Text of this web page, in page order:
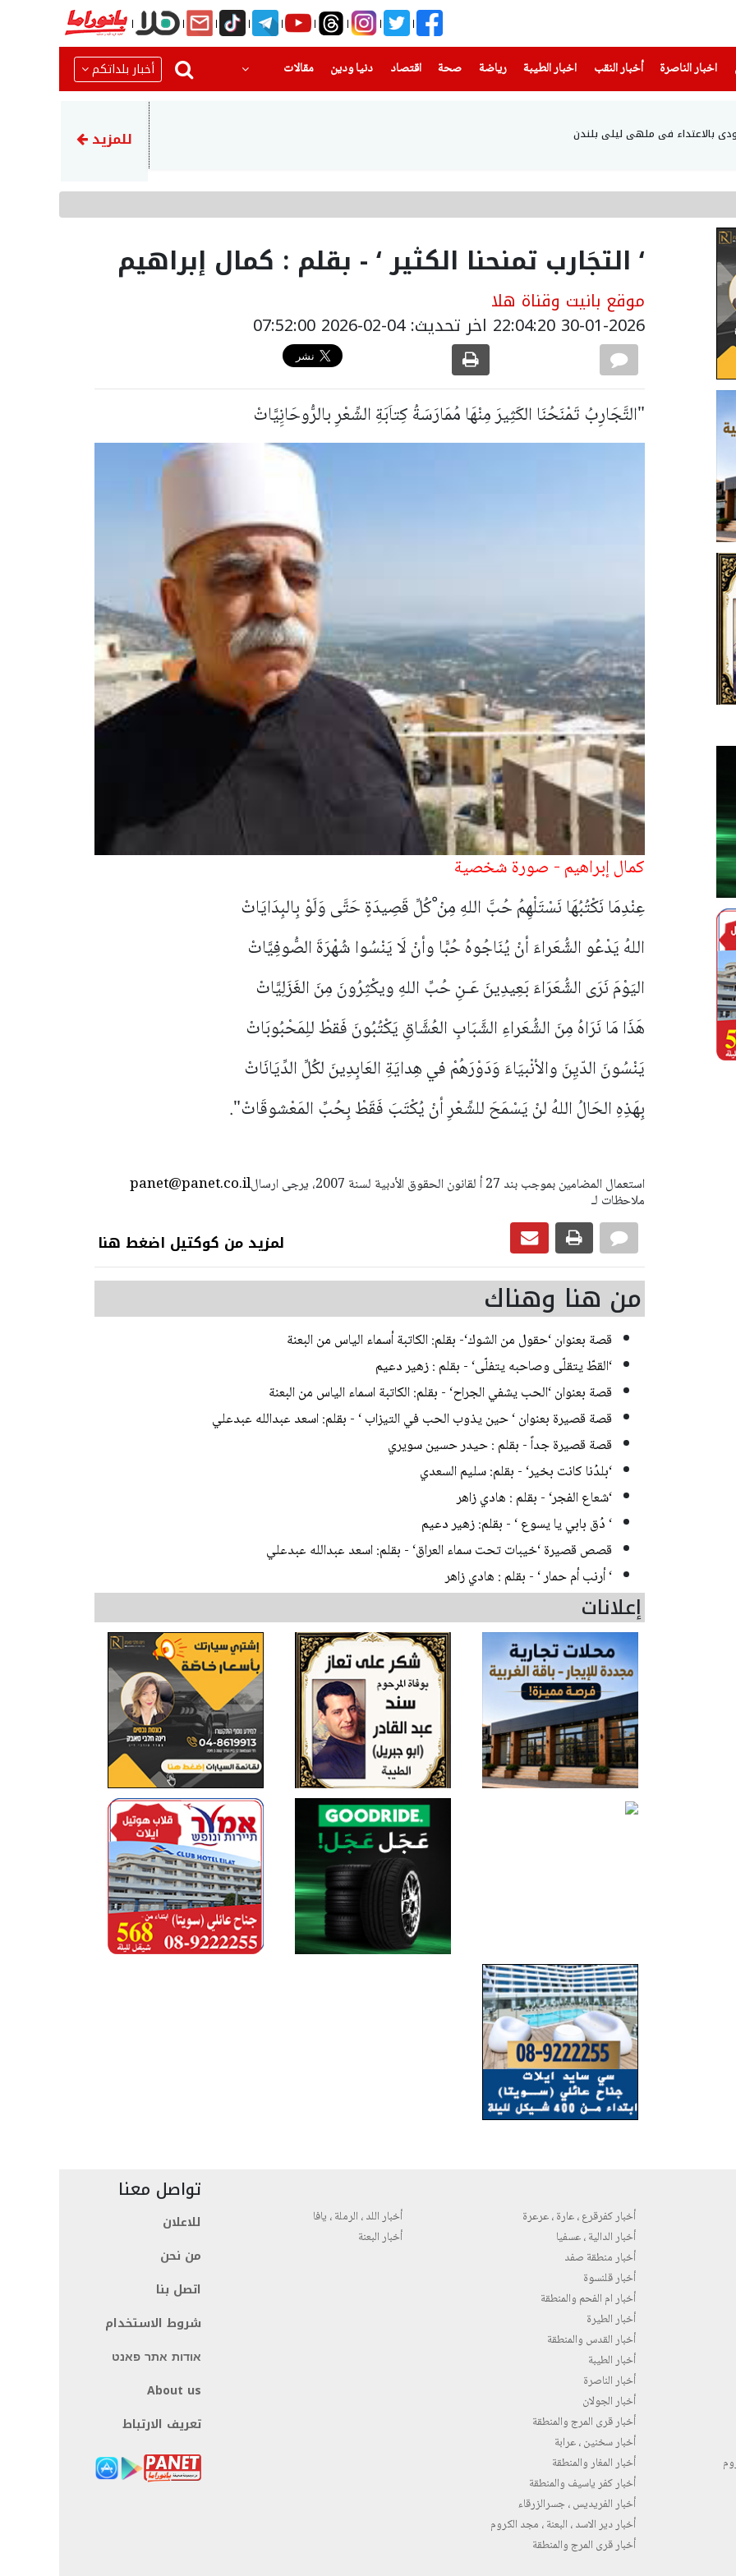
اخبار الناصرة
(current) أخبار النقب اخبار الطيبة(current) رياضة
(current) صحة(current) اقتصاد دنيا ودين
(current) مقالات أخبار بلداتكم
بالاعتداء في ملهى ليلي بلندن عراقجي يشيد بالجيش
للمزيد
‘ التجَارب تمنحنا الكثير ‘ - بقلم : كمال إبراهيم
موقع بانيت وقناة هلا
30-01-2026 22:04:20 اخر تحديث: 04-02-2026 07:52:00
"التَّجَارِبُ تَمْنَحُنَا الكَثِيرَ مِنْهَا مُمَارَسَةُ كِتاَبَةِ الشِّعْرِ بالرُّوحَانِِيَّاتْ
كمال إبراهيم - صورة شخصية
عِنْدِمَا نَكْتُبُهَا نَسْتَلْهِمُ حُبَّ اللهِ مِنْ ْكُلِّ قَصِيدَةٍ حَتَّى وَلَوْ بِالبِدَايَاتْ
اللهُ يَدْعُو الشُّعَراءَ أنْ يُنَاجُوهُ حُبًّا وأنْ لَا يَنْسُوا شُهْرَةَ الصُّوفِيَّاتْ
اليَوْمَ نَرَى الشُّعَرَاءَ بَعِيدِينَ عَـنِ حُبِّ اللهِ ويكْثِرُونَ مِنَ الغَزَلِيَّاتْ
هَذَا مَا نَرَاهُ مِنَ الشُّعَراءِ الشَّبَابِ العُشَّاقِ يَكْتُبُونَ فَقطْ للِمَحْبُوبَاتْ
يَنْسُونَ الدّيِنَ والأنْبيَاءَ وَدَوْرَهُمْ في هِدايَةِ العَابِدِينَ لكُلِّ الدِّيَانَاتْ
بِهَذِهِ الحَالُ اللهُ لنْ يَسْمَحَ للشِّعْرِ أنْ يُكْتَبَ فَقَطْ بِحُبِّ المَعْشوقَاتْ".
panet@panet.co.ilاستعمال المضامين بموجب بند 27 أ لقانون الحقوق الأدبية لسنة 2007، يرجى ارسال
ملاحظات لـ
لمزيد من كوكتيل اضغط هنا
من هنا وهناك
قصة بعنوان ‘حقول من الشوك‘- بقلم: الكاتبة أسماء الياس من البعنة
‘القطّ يتقلّى وصاحبه يتفلّى‘ - بقلم : زهير دعيم
قصة بعنوان ‘الحب يشفي الجراح‘ - بقلم: الكاتبة اسماء الياس من البعنة
قصة قصيرة بعنوان ‘ حين يذوب الحب في التيزاب ‘ - بقلم: اسعد عبدالله عبدعلي
قصة قصيرة جداً - بقلم : حيدر حسين سويري
‘بلدُنا كانت بخير‘ - بقلم: سليم السعدي
‘شعاع الفجر‘ - بقلم : هادي زاهر
‘ دُق بابي يا يسوع ‘ - بقلم: زهير دعيم
قصص قصيرة ‘خيبات تحت سماء العراق‘ - بقلم: اسعد عبدالله عبدعلي
‘ أرنب أم حمار ‘ - بقلم : هادي زاهر
إعلانات
أخبار كفرقرع ، عارة ، عرعرة
أخبار الدالية ، عسفيا
أخبار منطقة صفد
أخبار قلنسوة
أخبار ام الفحم والمنطقة
أخبار الطيرة
أخبار القدس والمنطقة
أخبار الطيبة
أخبار الناصرة
أخبار الجولان
أخبار قرى المرج والمنطقة
أخبار سخنين ، عرابة
أخبار المغار والمنطقة
أخبار كفر ياسيف والمنطقة
أخبار الفريديس ، جسرالزرقاء
أخبار دير الاسد ، البعنة ، مجد الكروم
أخبار قرى المرج والمنطقة
أخبار اللد ، الرملة ، يافا
أخبار البعنة
تواصل معنا
للاعلان
من نحن
اتصل بنا
شروط الاستخدام
אודות אתר פאנט
About us
تعريف الارتباط